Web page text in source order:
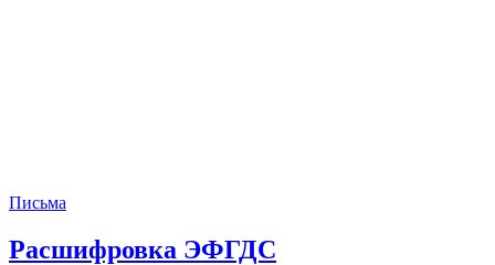
Письма
Расшифровка ЭФГДС